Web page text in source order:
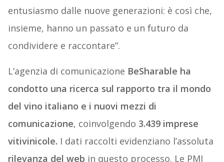
entusiasmo dalle nuove generazioni: è così che,
insieme, hanno un passato e un futuro da
condividere e raccontare”.
L’agenzia di comunicazione BeSharable ha
condotto una ricerca sul rapporto tra il mondo
del vino italiano e i nuovi mezzi di
comunicazione, coinvolgendo 3.439 imprese
vitivinicole. I dati raccolti evidenziano l’assoluta
rilevanza del web in questo processo. Le PMI